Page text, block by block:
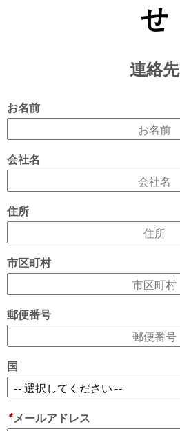
せ
連絡先
お名前
会社名
住所
市区町村
郵便番号
国
*メールアドレス